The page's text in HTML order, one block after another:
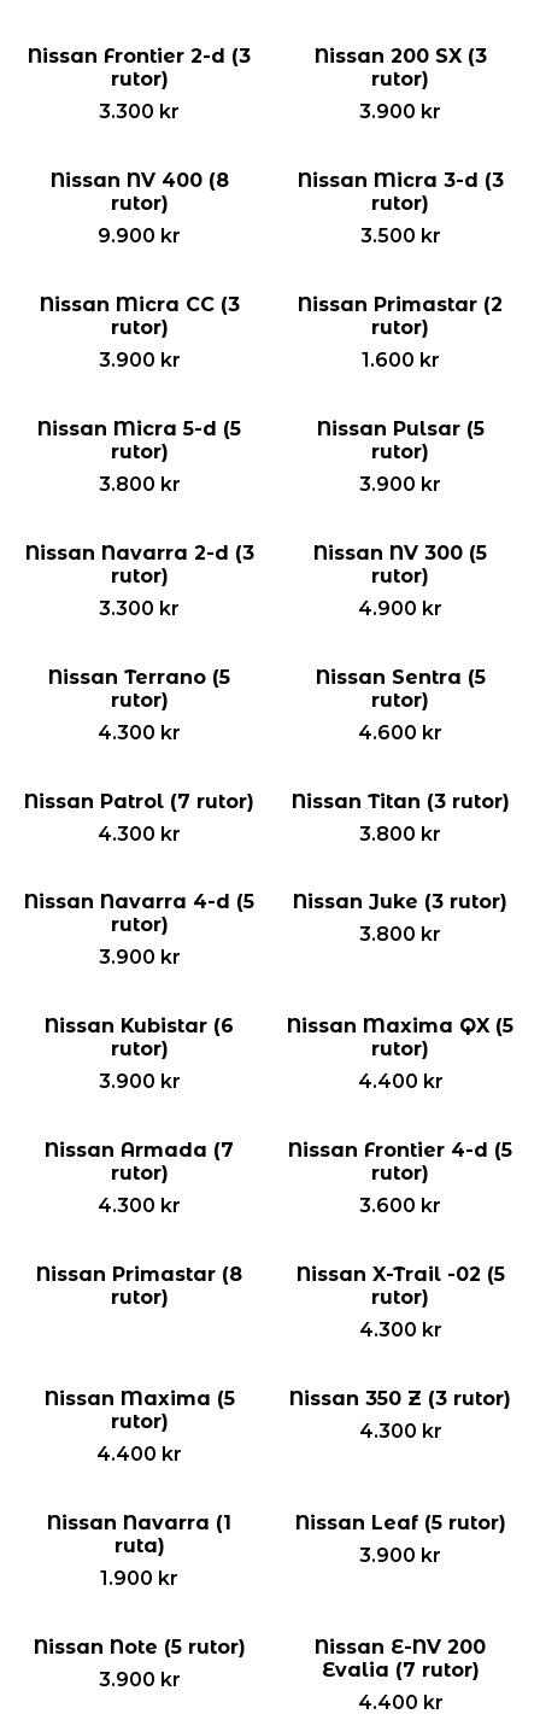
Nissan Frontier 2-d (3
rutor)
3.300 kr
Nissan 200 SX (3
rutor)
3.900 kr
Nissan NV 400 (8
rutor)
9.900 kr
Nissan Micra 3-d (3
rutor)
3.500 kr
Nissan Micra CC (3
rutor)
3.900 kr
Nissan Primastar (2
rutor)
1.600 kr
Nissan Micra 5-d (5
rutor)
3.800 kr
Nissan Pulsar (5
rutor)
3.900 kr
Nissan Navarra 2-d (3
rutor)
3.300 kr
Nissan NV 300 (5
rutor)
4.900 kr
Nissan Terrano (5
rutor)
4.300 kr
Nissan Sentra (5
rutor)
4.600 kr
Nissan Patrol (7 rutor)
4.300 kr
Nissan Titan (3 rutor)
3.800 kr
Nissan Navarra 4-d (5
rutor)
3.900 kr
Nissan Juke (3 rutor)
3.800 kr
Nissan Kubistar (6
rutor)
3.900 kr
Nissan Maxima QX (5
rutor)
4.400 kr
Nissan Armada (7
rutor)
4.300 kr
Nissan Frontier 4-d (5
rutor)
3.600 kr
Nissan Primastar (8
rutor)
Nissan X-Trail -02 (5
rutor)
4.300 kr
Nissan Maxima (5
rutor)
4.400 kr
Nissan 350 Z (3 rutor)
4.300 kr
Nissan Navarra (1
ruta)
1.900 kr
Nissan Leaf (5 rutor)
3.900 kr
Nissan Note (5 rutor)
3.900 kr
Nissan E-NV 200
Evalia (7 rutor)
4.400 kr